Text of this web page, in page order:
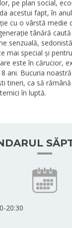
pe plan social,
acestui fapt, în
cu o vârstă medie
tânără
senzuală,
mai special și
este în cărucior,
ani. Bucuria
tineri, ca să
în luptă.
20:30